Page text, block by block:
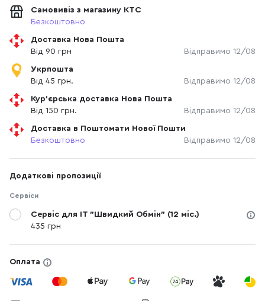
Самовивіз з магазину КТС
Безкоштовно
Доставка Нова Пошта
Від 90 грн
Відправимо 12/08
Укрпошта
Від 45 грн.
Відправимо 12/08
Кур'єрська доставка Нова Пошта
Від 150 грн.
Відправимо 12/08
Доставка в Поштомати Нової Пошти
Безкоштовно
Відправимо 12/08
Додаткові пропозиції
Сервіси
Сервіс для IT "Швидкий Обмін" (12 міс.)
435 грн
Оплата